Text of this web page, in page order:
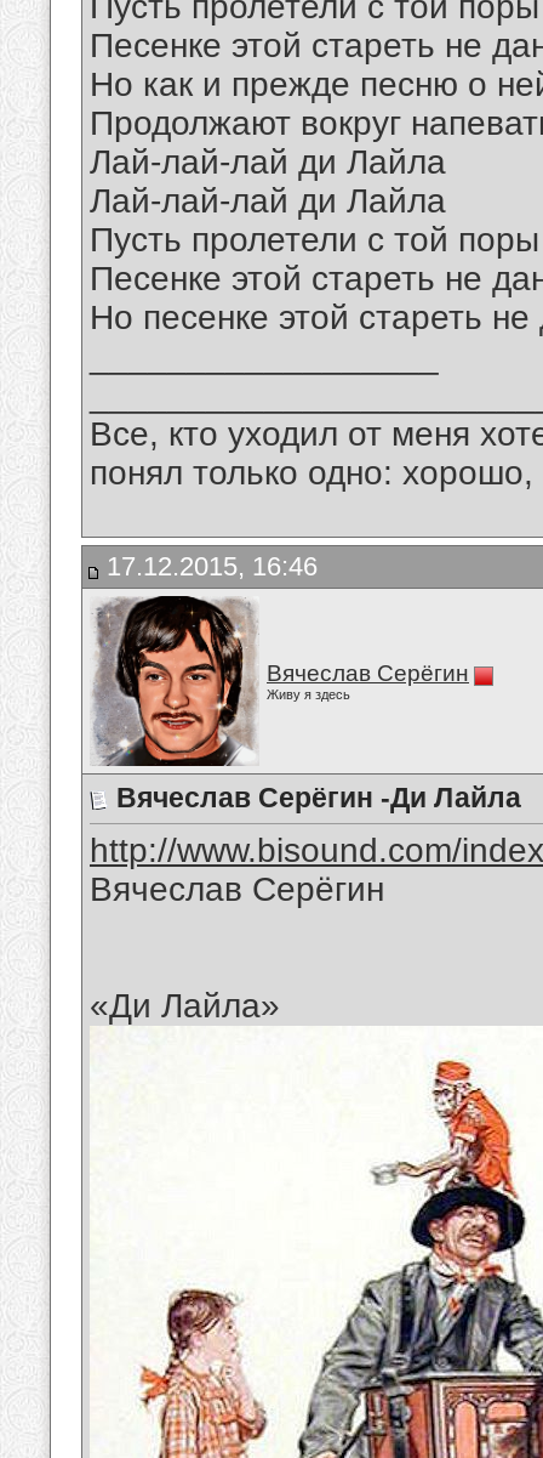
Песенке этой стареть не
Но как и прежде песню о
Продолжают вокруг
Лай-лай-лай ди Лайла
Лай-лай-лай ди Лайла
Пусть пролетели с той поры
Песенке этой стареть не
Но песенке этой стареть не
Все, кто уходил от меня
понял только одно:
17.12.2015, 16:46
Вячеслав Серёгин
Живу я здесь
Вячеслав Серёгин -Ди Лайла
http://www.bisound.com/
Вячеслав Серёгин
«Ди Лайла»